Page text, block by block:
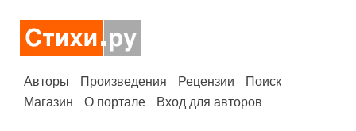
Авторы Произведения Рецензии
Поиск
Магазин
О портале Вход для авторов